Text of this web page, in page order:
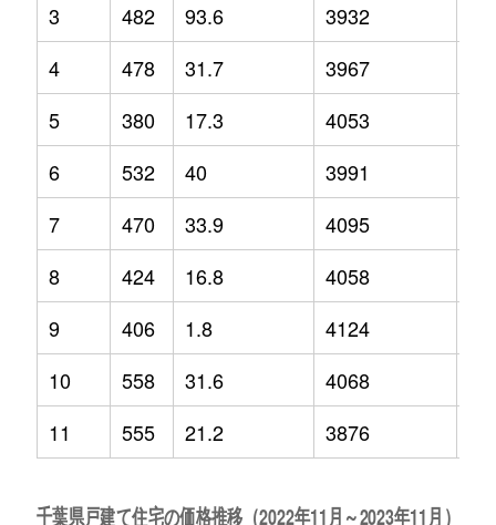
3
482 93.6 3932
4
478 31.7 3967
5
380 17.3 4053
6
532 40 3991
7
470 33.9 4095
8
424 16.8 4058
9
406 1.8 4124
10
558 31.6 4068
11
555 21.2 3876